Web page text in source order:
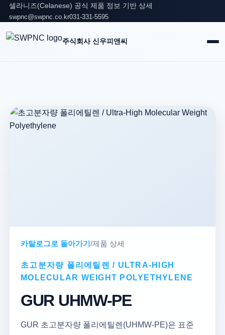
셀라니즈(Celanese) 공식 제품 정보 기반 상세
swpnc@swpnc.co.kr031-331-5595
주식회사 신우피앤씨
카탈로그로 돌아가기 /제품 상세
초고분자량 폴리에틸렌 / ULTRA-HIGH
MOLECULAR WEIGHT POLYETHYLENE
GUR UHMW-PE
GUR 초고분자량 폴리에틸렌(UHMW-PE)은 표준